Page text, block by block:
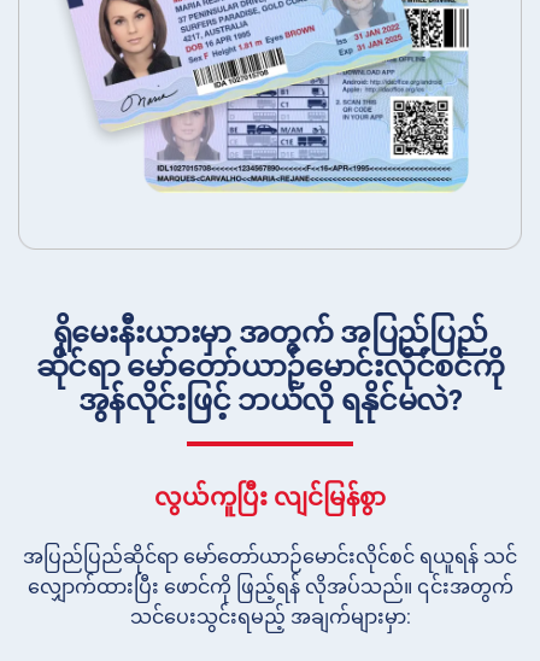
ရိုမေးနီးယားမှာ အတွက် အပြည်ပြည်
ဆိုင်ရာ မော်တော်ယာဉ်မောင်းလိုင်စင်ကို
အွန်လိုင်းဖြင့် ဘယ်လို ရနိုင်မလဲ?
လွယ်ကူပြီး လျင်မြန်စွာ
အပြည်ပြည်ဆိုင်ရာ မော်တော်ယာဉ်မောင်းလိုင်စင် ရယူရန် သင်
လျှောက်ထားပြီး ဖောင်ကို ဖြည့်ရန် လိုအပ်သည်။ ၎င်းအတွက်
သင်ပေးသွင်းရမည့် အချက်များမှာ: